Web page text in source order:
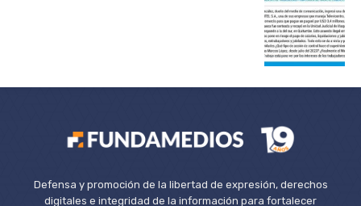
Defensa y promoción de la libertad de expresión, derechos
digitales e integridad de la información para fortalecer